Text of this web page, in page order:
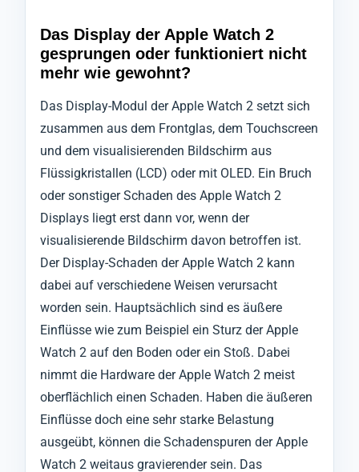
Das Display der Apple Watch 2
gesprungen oder funktioniert nicht
mehr wie gewohnt?
Das Display-Modul der Apple Watch 2 setzt sich
zusammen aus dem Frontglas, dem Touchscreen
und dem visualisierenden Bildschirm aus
Flüssigkristallen (LCD) oder mit OLED. Ein Bruch
oder sonstiger Schaden des Apple Watch 2
Displays liegt erst dann vor, wenn der
visualisierende Bildschirm davon betroffen ist.
Der Display-Schaden der Apple Watch 2 kann
dabei auf verschiedene Weisen verursacht
worden sein. Hauptsächlich sind es äußere
Einflüsse wie zum Beispiel ein Sturz der Apple
Watch 2 auf den Boden oder ein Stoß. Dabei
nimmt die Hardware der Apple Watch 2 meist
oberflächlich einen Schaden. Haben die äußeren
Einflüsse doch eine sehr starke Belastung
ausgeübt, können die Schadenspuren der Apple
Watch 2 weitaus gravierender sein. Das